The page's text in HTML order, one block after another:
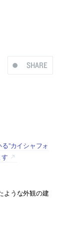
SHARE
”カイシャフォ
ような外観の建